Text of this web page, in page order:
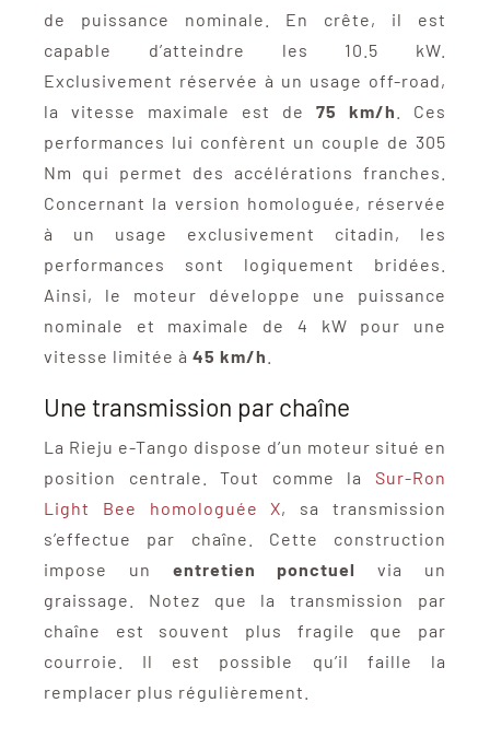
de puissance nominale. En crête, il est
capable d’atteindre les 10.5 kW.
Exclusivement réservée à un usage off-road,
la vitesse maximale est de75 km/h
. Ces
performances lui confèrent un couple de 305
Nm qui permet des accélérations franches.
Concernant la version homologuée, réservée
à un usage exclusivement citadin, les
performances sont logiquement bridées.
Ainsi, le moteur développe une puissance
nominale et maximale de 4 kW pour une
vitesse limitée à 45 km/h
Une transmission par chaîne
La Rieju e-Tango dispose d’un moteur situé en
position centrale. Tout comme laSur-Ron
Light Bee homologuée X, sa transmission
s’effectue par chaîne. Cette construction
impose un entretien ponctuel
via un
graissage. Notez que la transmission par
chaîne est souvent plus fragile que par
courroie. Il est possible qu’il faille la
remplacer plus régulièrement.